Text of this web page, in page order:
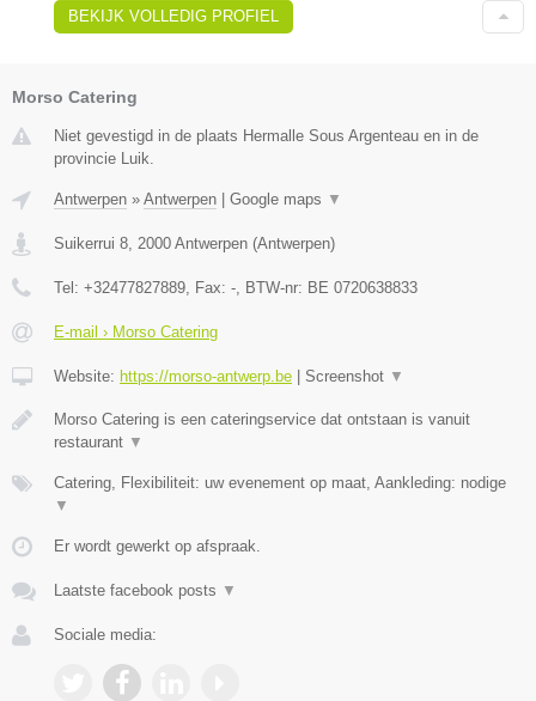
BEKIJK VOLLEDIG PROFIEL
Morso Catering
Niet gevestigd in de plaats Hermalle Sous Argenteau en in de
provincie Luik.
Antwerpen » Antwerpen | Google maps ▼
Suikerrui 8 2000 Antwerpen (Antwerpen)
Tel: +32477827889 , Fax: - , BTW-nr: BE 0720638833
E-mail › Morso Catering
Website: https://morso-antwerp.be | Screenshot ▼
Morso Catering is een cateringservice dat ontstaan is vanuit
restaurant ▼
Catering, Flexibiliteit: uw evenement op maat, Aankleding: nodige
▼
Er wordt gewerkt op afspraak.
Laatste facebook posts ▼
Sociale media: